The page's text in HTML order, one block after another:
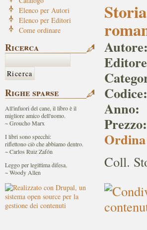
Autore:
Codice:
Anno:
Prezzo:
Coll.
Elenco per Autori
Elenco per Editori
Come ordinare
Ricerca
Righe sparse
All'infuori del cane, il libro è il
migliore amico dell'uomo.
~ Groucho Marx
I libri sono specchi:
riflettono ciò che abbiamo dentro.
~ Carlos Ruiz Zafón
Leggo per legittima difesa.
~ Woody Allen